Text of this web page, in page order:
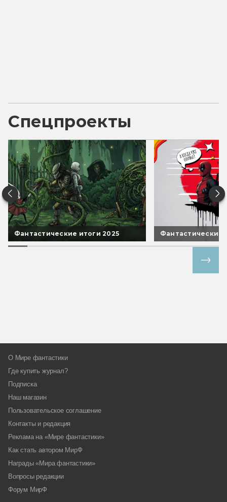
Спецпроекты
Фантастические итоги 2025 Фантастические
О Мире фантастики
Где купить журнал?
Подписка
Наш магазин
Пользовательское соглашение
Контакты и редакция
Реклама на «Мире фантастики»
Как стать автором МирФ
Награды «Мира фантастики»
Вопросы редакции
Форум МирФ